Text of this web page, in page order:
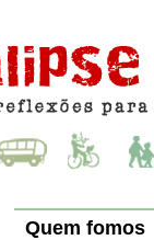
Quem fomos